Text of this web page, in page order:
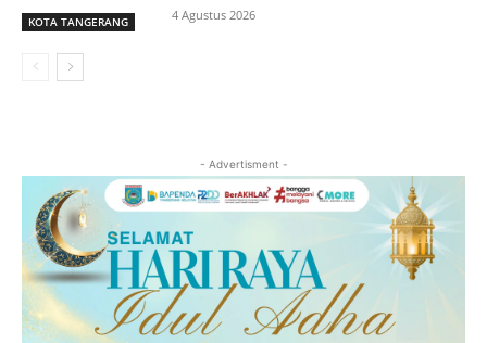
KOTA TANGERANG 4 Agustus 2026
- Advertisment -